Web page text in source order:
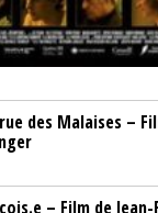
des Malaises –
– Film de